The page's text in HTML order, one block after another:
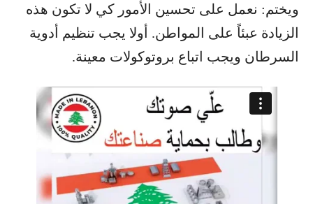
ويختم: نعمل على تحسين الأمور كي لا تكون هذه
الزيادة عبئاً على المواطن. أولا يجب تنظيم أدوية
السرطان ويجب اتباع بروتوكولات معينة.